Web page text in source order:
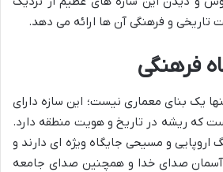
تاریخی و فرهنگی آن ها ارائه می دهد.
فرهنگی
یک بنای معماری نیست؛ این سازه دارای
که ریشه در تاریخ و هویت منطقه دارد.
و مسیحی جایگاه ویژه ای دارند و
آسمان صدای خدا و همچنین صدای جامعه